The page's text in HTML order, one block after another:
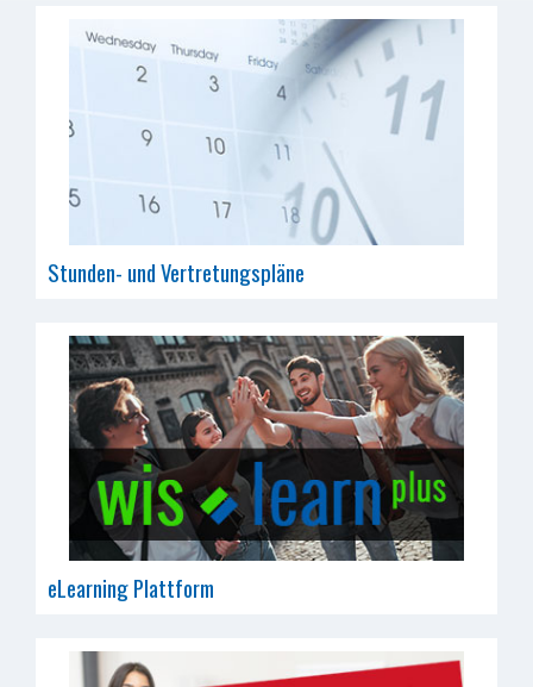
Stunden- und Vertretungspläne
eLearning Plattform